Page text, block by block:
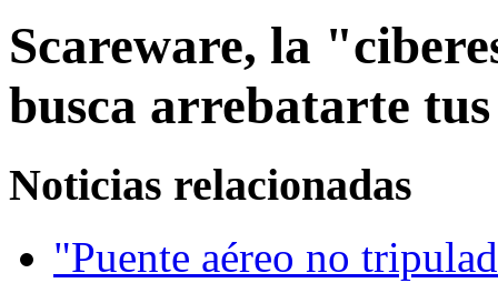
Scareware, la
busca arrebatarte
Noticias relacionadas
"Puente aéreo no